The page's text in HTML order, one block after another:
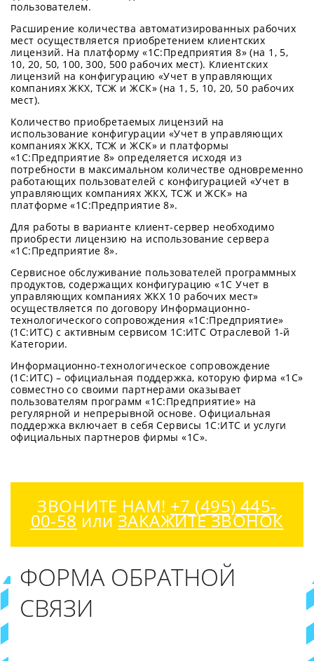
пользователем.
Расширение количества автоматизированных рабочих
мест осуществляется приобретением клиентских
лицензий. На платформу «1С:Предприятия 8» (на 1, 5,
10, 20, 50, 100, 300, 500 рабочих мест). Клиентских
лицензий на конфигурацию «Учет в управляющих
компаниях ЖКХ, ТСЖ и ЖСК» (на 1, 5, 10, 20, 50 рабочих
мест).
Количество приобретаемых лицензий на
использование конфигурации «Учет в управляющих
компаниях ЖКХ, ТСЖ и ЖСК» и платформы
«1С:Предприятие 8» определяется исходя из
потребности в максимальном количестве одновременно
работающих пользователей с конфигурацией «Учет в
управляющих компаниях ЖКХ, ТСЖ и ЖСК» на
платформе «1С:Предприятие 8».
Для работы в варианте клиент-сервер необходимо
приобрести лицензию на использование сервера
«1С:Предприятие 8».
Сервисное обслуживание пользователей программных
продуктов, содержащих конфигурацию «1С Учет в
управляющих компаниях ЖКХ 10 рабочих мест»
осуществляется по договору Информационно-
технологического сопровождения «1С:Предприятие»
(1С:ИТС) с активным сервисом 1С:ИТС Отраслевой 1-й
Категории.
Информационно-технологическое сопровождение
(1С:ИТС) – официальная поддержка, которую фирма «1С»
совместно со своими партнерами оказывает
пользователям программ «1С:Предприятие» на
регулярной и непрерывной основе. Официальная
поддержка включает в себя Сервисы 1С:ИТС и услуги
официальных партнеров фирмы «1С».
ЗВОНИТЕ НАМ! +7 (495) 445-
00-58 или ЗАКАЖИТЕ ЗВОНОК
ФОРМА ОБРАТНОЙ
СВЯЗИ